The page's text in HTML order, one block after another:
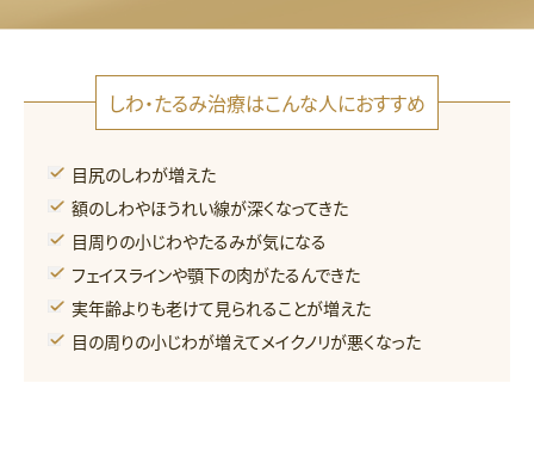
しわ・たるみ治療はこんな人におすすめ
目尻のしわが増えた
額のしわやほうれい線が深くなってきた
目周りの小じわやたるみが気になる
フェイスラインや顎下の肉がたるんできた
実年齢よりも老けて見られることが増えた
目の周りの小じわが増えてメイクノリが悪くなった